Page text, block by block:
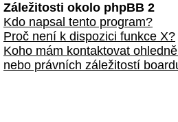
Záležitosti okolo phpBB 2
Kdo napsal tento program?
Proč není k dispozici funkce X?
Koho mám kontaktovat
nebo právních záležitostí